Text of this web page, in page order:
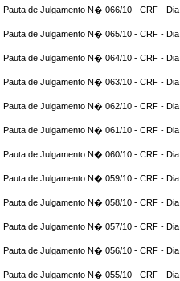
Pauta de Julgamento N� 066/10 - CRF - Dia
Pauta de Julgamento N� 065/10 - CRF -
Pauta de Julgamento N� 064/10 - CRF -
Pauta de Julgamento N� 063/10 - CRF -
Pauta de Julgamento N� 062/10 - CRF -
Pauta de Julgamento N� 061/10 - CRF -
Pauta de Julgamento N� 060/10 - CRF -
Pauta de Julgamento N� 059/10 - CRF -
Pauta de Julgamento N� 058/10 - CRF -
Pauta de Julgamento N� 057/10 - CRF -
Pauta de Julgamento N� 056/10 - CRF -
Pauta de Julgamento N� 055/10 - CRF -